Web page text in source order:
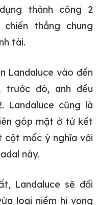
thành công 2
thắng chung
tài.
Landaluce vào đến
đó, anh đều
Landaluce cũng là
góp mặt ở tứ kết
cột mốc ý nghĩa với
này.
Landaluce sẽ đối
loại niềm hi vọng